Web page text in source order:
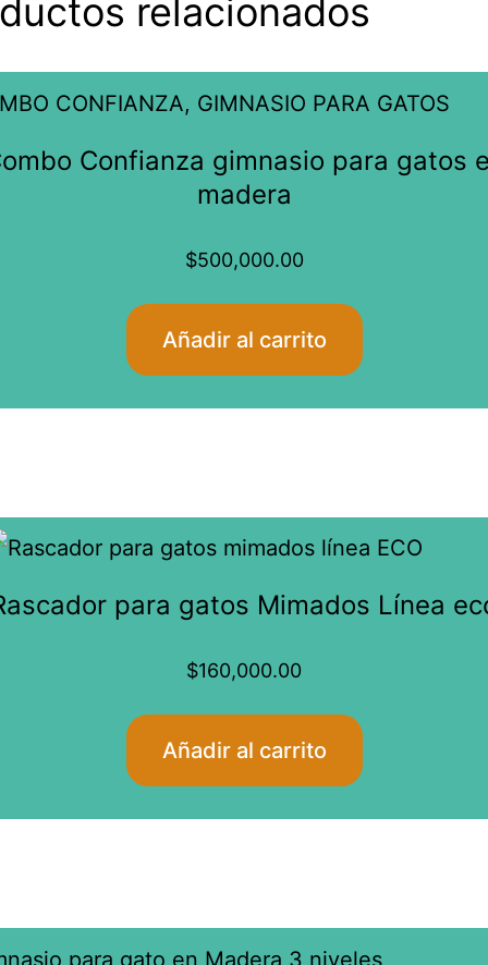
la
de
relacionados
Confianza gimnasio para gatos
madera
$500,000.00
Añadir al carrito
para gatos Mimados Línea
$160,000.00
Añadir al carrito